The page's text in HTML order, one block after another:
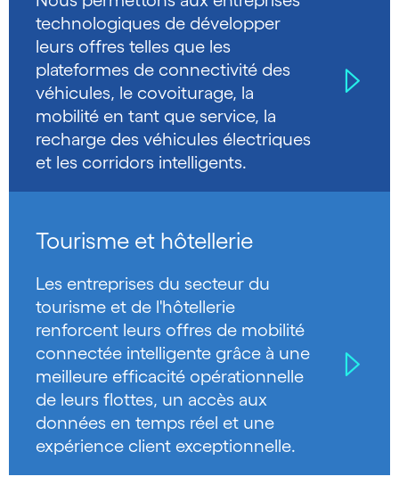
technologiques de développer
leurs offres telles que les
plateformes de connectivité des
véhicules, le covoiturage, la
mobilité en tant que service, la
recharge des véhicules électriques
et les corridors intelligents.
Tourisme et hôtellerie
Les entreprises du secteur du
tourisme et de l'hôtellerie
renforcent leurs offres de mobilité
connectée intelligente grâce à une
meilleure efficacité opérationnelle
de leurs flottes, un accès aux
données en temps réel et une
expérience client exceptionnelle.